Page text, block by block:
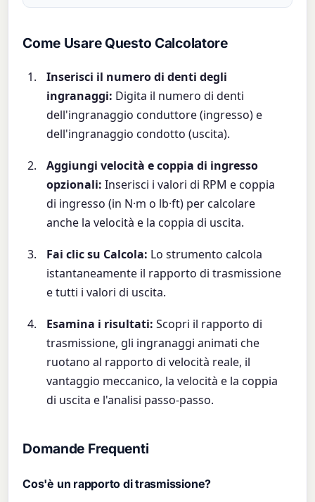
Come Usare Questo Calcolatore
Inserisci il numero di denti degli
ingranaggi: Digita il numero di denti
dell'ingranaggio conduttore (ingresso) e
dell'ingranaggio condotto (uscita).
Aggiungi velocità e coppia di ingresso
opzionali: Inserisci i valori di RPM e coppia
di ingresso (in N·m o lb·ft) per calcolare
anche la velocità e la coppia di uscita.
Fai clic su Calcola: Lo strumento calcola
istantaneamente il rapporto di trasmissione
e tutti i valori di uscita.
Esamina i risultati: Scopri il rapporto di
trasmissione, gli ingranaggi animati che
ruotano al rapporto di velocità reale, il
vantaggio meccanico, la velocità e la coppia
di uscita e l'analisi passo-passo.
Domande Frequenti
Cos'è un rapporto di trasmissione?